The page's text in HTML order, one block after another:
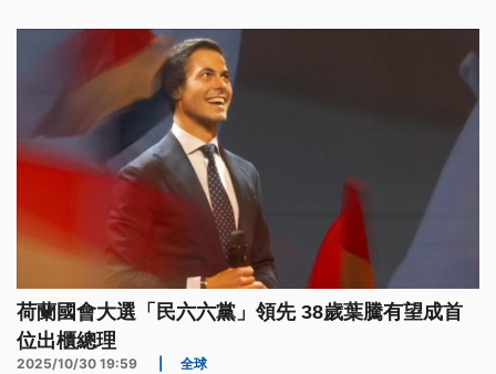
小鎮有狩獵風氣，民眾擁槍比例很高。還有網友找到
社群媒體的影片，發現嫌犯從小就會使用步槍。當
天，她先在家裡殺害了母親和繼弟，再闖進校園開
槍，造成6名師生無辜喪命，隨後飲彈自盡。無獨有
偶，東南亞的泰國週三也有年僅17歲的男性嫌犯，偷
竊警槍之後，闖入一間學校劫持人質，過程中校長遭
到槍擊，不幸在今日凌晨死亡。
荷蘭國會大選「民六六黨」領先 38歲葉騰有望成首
位出櫃總理
2025/10/30 19:59 全球